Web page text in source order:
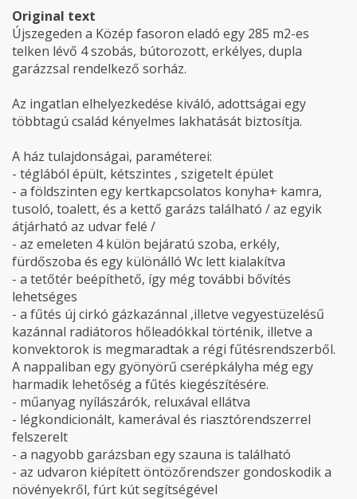
Original text
Újszegeden a Közép fasoron eladó egy 285 m2-es
telken lévő 4 szobás, bútorozott, erkélyes, dupla
garázzsal rendelkező sorház.
Az ingatlan elhelyezkedése kiváló, adottságai egy
többtagú család kényelmes lakhatását biztosítja.
A ház tulajdonságai, paraméterei:
- téglából épült, kétszintes , szigetelt épület
- a földszinten egy kertkapcsolatos konyha+ kamra,
tusoló, toalett, és a kettő garázs található / az egyik
átjárható az udvar felé /
- az emeleten 4 külön bejáratú szoba, erkély,
fürdőszoba és egy különálló Wc lett kialakítva
- a tetőtér beépíthető, így még további bővítés
lehetséges
- a fűtés új cirkó gázkazánnal ,illetve vegyestüzelésű
kazánnal radiátoros hőleadókkal történik, illetve a
konvektorok is megmaradtak a régi fűtésrendszerből.
A nappaliban egy gyönyörű cserépkályha még egy
harmadik lehetőség a fűtés kiegészítésére.
- műanyag nyílászárók, reluxával ellátva
- légkondicionált, kamerával és riasztórendszerrel
felszerelt
- a nagyobb garázsban egy szauna is található
- az udvaron kiépített öntözőrendszer gondoskodik a
növényekről, fúrt kút segítségével